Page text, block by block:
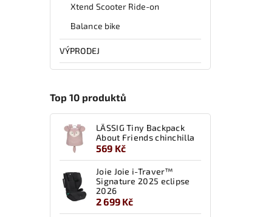
Xtend Scooter Ride-on
Balance bike
VÝPRODEJ
Top 10 produktů
LÄSSIG Tiny Backpack
About Friends chinchilla
569 Kč
Joie Joie i-Traver™
Signature 2025 eclipse
2026
2 699 Kč